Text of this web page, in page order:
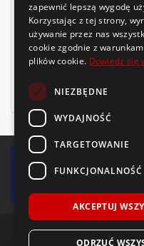
Zobacz
Finansowanie
zapewnić lepszą wygodę
Korzystając z tej strony,
używanie przez nas
cookie zgodnie z
plików cookie. Dowiedz się
NIEZBĘDNE
WYDAJNOŚĆ
TARGETOWANIE
FUNKCJONALNOŚĆ
AKCEPTUJ
ODRZUĆ